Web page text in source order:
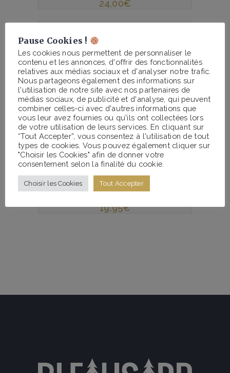
24,00€
sold out
Yoga et Escalade
19,95€
Pause Cookies !
Les cookies nous permettent de personnaliser le
contenu et les annonces, d'offrir des fonctionnalités
relatives aux médias sociaux et d'analyser notre trafic.
Nous partageons également des informations sur
l'utilisation de notre site avec nos partenaires de
médias sociaux, de publicité et d'analyse, qui peuvent
combiner celles-ci avec d'autres informations que
vous leur avez fournies ou qu'ils ont collectées lors
de votre utilisation de leurs services. En cliquant sur
“Tout Accepter”, vous consentez à l'utilisation de tout
types de cookies. Vous pouvez également cliquer sur
"Choisir les Cookies" afin de donner votre
consentement selon la finalité du cookie.
Choisir les Cookies Tout Accepter